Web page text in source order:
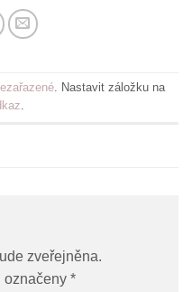
. Nastavit záložku na
.
zveřejněna.
označeny *